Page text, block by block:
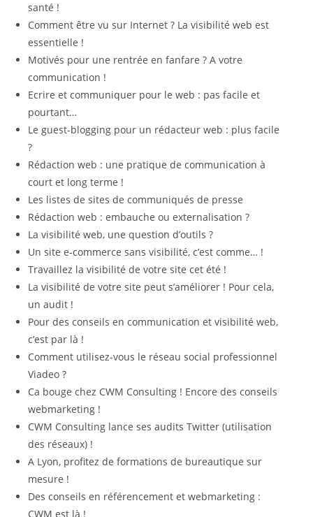
santé !
Comment être vu sur Internet ? La visibilité web est
essentielle !
Motivés pour une rentrée en fanfare ? A votre
communication !
Ecrire et communiquer pour le web : pas facile et
pourtant…
Le guest-blogging pour un rédacteur web : plus facile
?
Rédaction web : une pratique de communication à
court et long terme !
Les listes de sites de communiqués de presse
Rédaction web : embauche ou externalisation ?
La visibilité web, une question d’outils ?
Un site e-commerce sans visibilité, c’est comme… !
Travaillez la visibilité de votre site cet été !
La visibilité de votre site peut s’améliorer ! Pour cela,
un audit !
Pour des conseils en communication et visibilité web,
c’est par là !
Comment utilisez-vous le réseau social professionnel
Viadeo ?
Ca bouge chez CWM Consulting ! Encore des conseils
webmarketing !
CWM Consulting lance ses audits Twitter (utilisation
des réseaux) !
A Lyon, profitez de formations de bureautique sur
mesure !
Des conseils en référencement et webmarketing :
CWM est là !